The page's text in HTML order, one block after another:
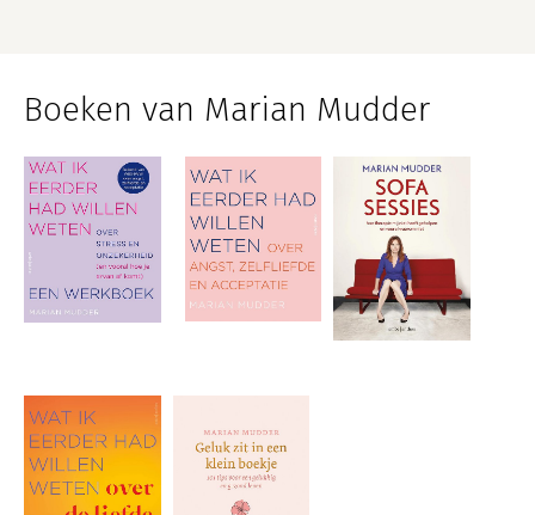
Boeken van Marian Mudder